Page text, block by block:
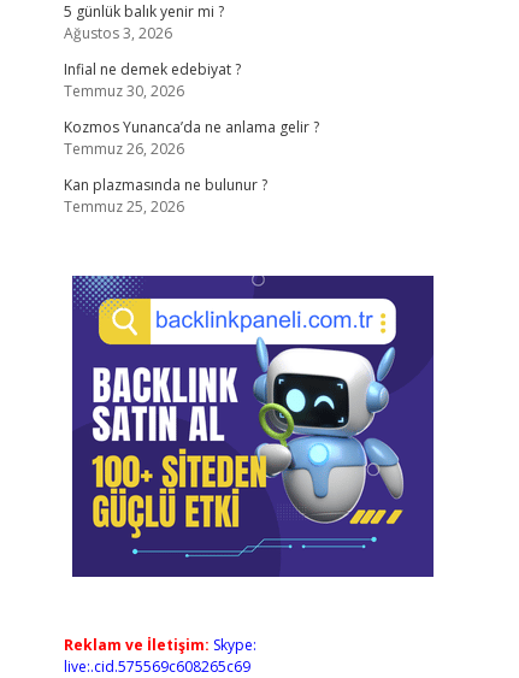
5 günlük balık yenir mi ?
Ağustos 3, 2026
Infial ne demek edebiyat ?
Temmuz 30, 2026
Kozmos Yunanca’da ne anlama gelir ?
Temmuz 26, 2026
Kan plazmasında ne bulunur ?
Temmuz 25, 2026
Reklam ve İletişim: Skype:
live:.cid.575569c608265c69